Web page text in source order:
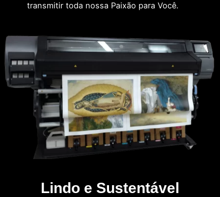
transmitir toda nossa Paixão para Você.
Lindo e Sustentável